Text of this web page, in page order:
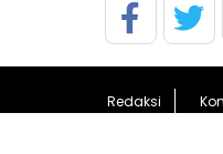
Redaksi